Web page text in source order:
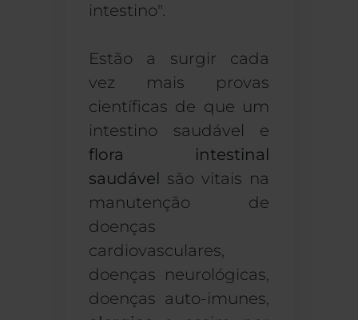
intestino".
Estão a surgir cada
vez mais provas
científicas de que um
intestino saudável e
flora intestinal
saudável são vitais na
manutenção de
doenças
cardiovasculares,
doenças neurológicas,
doenças auto-imunes,